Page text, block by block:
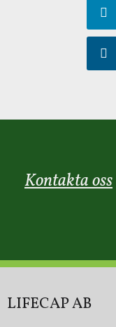
Kontakta oss
LIFECAP AB